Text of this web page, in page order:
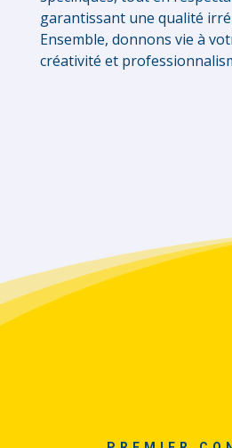
garantissant une qualité
Ensemble, donnons vie à
créativité et